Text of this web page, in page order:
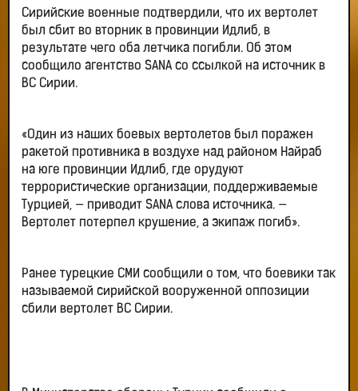
Сирийские военные подтвердили, что их вертолет
был сбит во вторник в провинции Идлиб, в
результате чего оба летчика погибли. Об этом
сообщило агентство SANA со ссылкой на источник в
ВС Сирии.
«Один из наших боевых вертолетов был поражен
ракетой противника в воздухе над районом Найраб
на юге провинции Идлиб, где орудуют
террористические организации, поддерживаемые
Турцией, — приводит SANA слова источника. —
Вертолет потерпел крушение, а экипаж погиб».
Ранее турецкие СМИ сообщили о том, что боевики так
называемой сирийской вооруженной оппозиции
сбили вертолет ВС Сирии.